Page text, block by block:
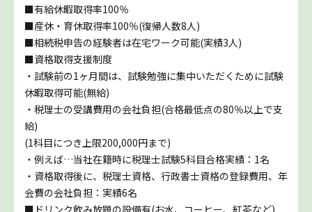
■有給休暇取得率100％
■産休・育休取得率100％(復帰人数8人)
■相続税申告の経験者は在宅ワーク可能(実績3人)
■資格取得支援制度
・試験前の1ヶ月間は、試験勉強に集中いただくために試験
休暇取得可能(無給)
・税理士の受講費用の会社負担(合格最低点の80％以上で支
給)
(1科目につき上限200,000円まで)
・例えば…当社在籍時に税理士試験5科目合格実績：1名
・資格取得後に、税理士資格、行政書士資格の登録費用、年
会費の会社負担：実績6名
■ドリンク飲み放題の設備有(お水、コーヒー、紅茶など)